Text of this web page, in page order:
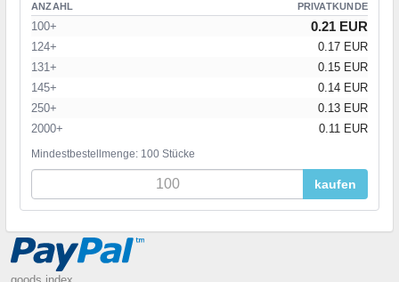
ANZAHL PRIVATKUNDE
100+ 0.21 EUR
124+
0.17 EUR
131+
0.15 EUR
145+
0.14 EUR
250+
0.13 EUR
2000+
0.11 EUR
Mindestbestellmenge: 100 Stücke
kaufen